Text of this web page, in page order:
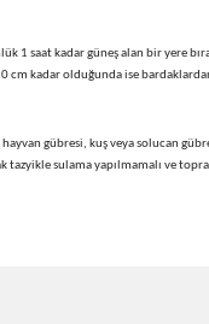
saat kadar güneş alan bir yere
cm kadar olduğunda ise
gübresi, kuş veya solucan
sulama yapılmamalı ve